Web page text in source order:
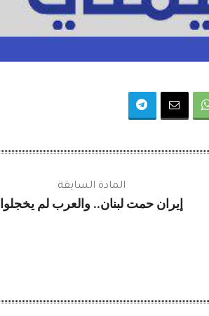
المادة السابقة
إيران حمت لبنان.. والعرب لم يخجلوا